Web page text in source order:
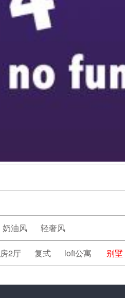
奶油风 轻奢风
2厅 复式 loft公寓 别墅